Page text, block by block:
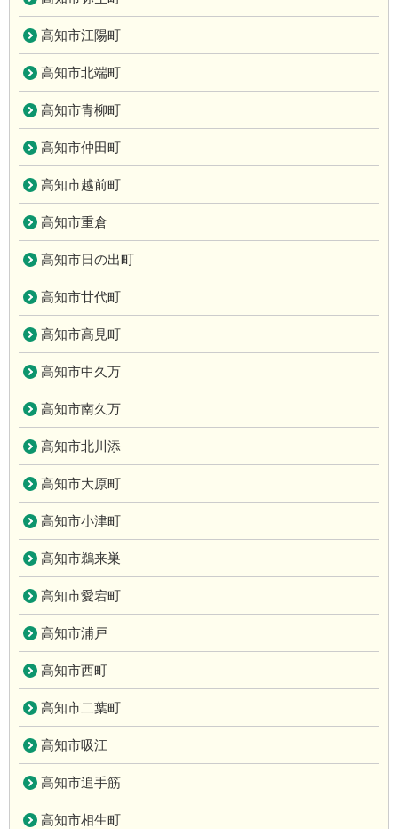
高知市江陽町
高知市北端町
高知市青柳町
高知市仲田町
高知市越前町
高知市重倉
高知市日の出町
高知市廿代町
高知市高見町
高知市中久万
高知市南久万
高知市北川添
高知市大原町
高知市小津町
高知市鵜来巣
高知市愛宕町
高知市浦戸
高知市西町
高知市二葉町
高知市吸江
高知市追手筋
高知市相生町